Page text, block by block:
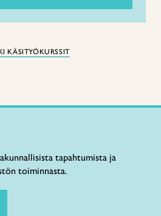
KÄSITYÖKURSSIT
tapahtumista ja
toiminnasta.